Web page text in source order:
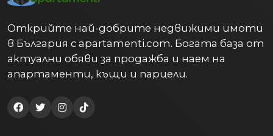
Открийте най-добрите недвижими имоти
в България с apartamenti.com. Богата база от
актуални обяви за продажба и наем на
апартаменти, къщи и парцели.